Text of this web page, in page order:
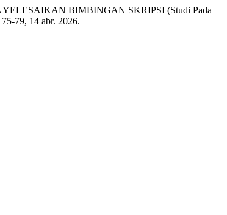
BIMBINGAN SKRIPSI (Studi Pada
79, 14 abr. 2026.